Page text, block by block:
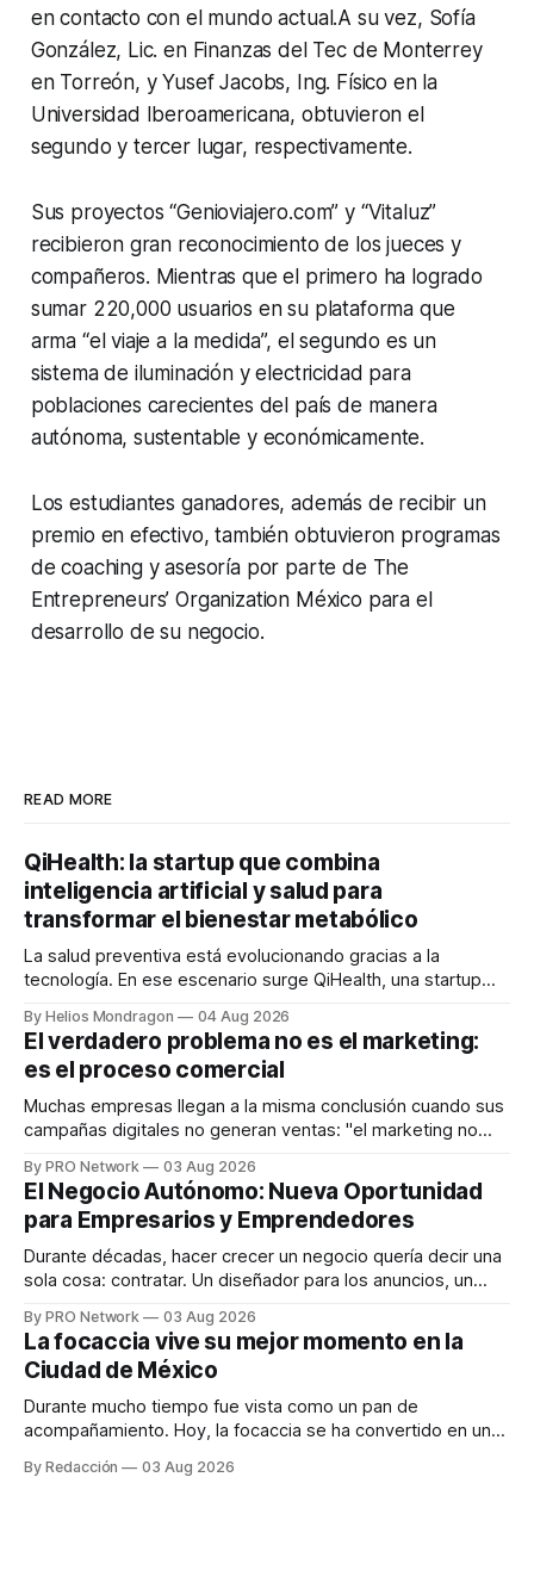
en contacto con el mundo actual.A su vez, Sofía
González, Lic. en Finanzas del Tec de Monterrey
en Torreón, y Yusef Jacobs, Ing. Físico en la
Universidad Iberoamericana, obtuvieron el
segundo y tercer lugar, respectivamente.
Sus proyectos “Genioviajero.com” y “Vitaluz”
recibieron gran reconocimiento de los jueces y
compañeros. Mientras que el primero ha logrado
sumar 220,000 usuarios en su plataforma que
arma “el viaje a la medida”, el segundo es un
sistema de iluminación y electricidad para
poblaciones carecientes del país de manera
autónoma, sustentable y económicamente.
Los estudiantes ganadores, además de recibir un
premio en efectivo, también obtuvieron programas
decoachingy asesoría por parte de The
Entrepreneurs’ Organization México para el
desarrollo de su negocio.
READ MORE
QiHealth: la startup que combina
inteligencia artificial y salud para
transformar el bienestar metabólico
La salud preventiva está evolucionando gracias a la
tecnología. En ese escenario surge QiHealth, una startup
dispositivos inteligentes, inteligencia artificial y monitoreo
en tiempo real para ayudar a las personas a tomar mejores
decisiones sobre su salud metabólica. Su propuesta busca
responder
By Helios Mondragon 04 Aug 2026
El verdadero problema no es el marketing:
es el proceso comercial
Muchas empresas llegan a la misma conclusión cuando sus
campañas digitales no generan ventas: "el marketing no
INTERIUS, el problema suele estar en otro lugar. Durante
una entrevista para el podcast SER PRO, el especialista en
marketing digital explicó que
By PRO Network 03 Aug 2026
El Negocio Autónomo: Nueva Oportunidad
para Empresarios y Emprendedores
Durante décadas, hacer crecer un negocio quería decir una
sola cosa: contratar. Un diseñador para los anuncios, un
para los textos, alguien que supiera de publicidad digital
para encontrar prospectos, un vendedor para atender
llamadas y mensajes, y —con suerte— una persona
By PRO Network 03 Aug 2026
La focaccia vive su mejor momento en la
Ciudad de México
Durante mucho tiempo fue vista como un pan de
acompañamiento. Hoy, la focaccia se ha convertido en uno
artesanal, ingredientes de calidad y experiencias que
By Redacción 03 Aug 2026